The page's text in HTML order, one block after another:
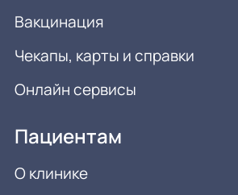
Вакцинация
Чекапы, карты и справки
Онлайн сервисы
Пациентам
О клинике